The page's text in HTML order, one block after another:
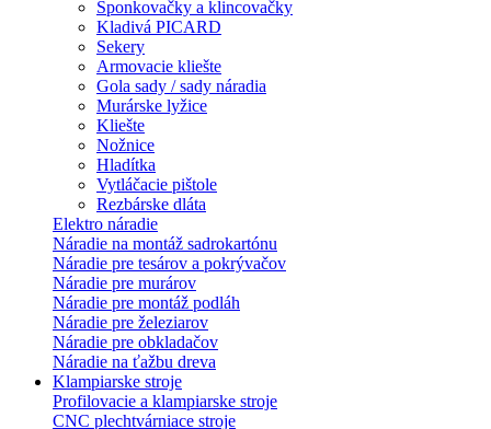
Sponkovačky a klincovačky
Kladivá PICARD
Sekery
Armovacie kliešte
Gola sady / sady náradia
Murárske lyžice
Kliešte
Nožnice
Hladítka
Vytláčacie pištole
Rezbárske dláta
Elektro náradie
Náradie na montáž sadrokartónu
Náradie pre tesárov a pokrývačov
Náradie pre murárov
Náradie pre montáž podláh
Náradie pre železiarov
Náradie pre obkladačov
Náradie na ťažbu dreva
Klampiarske stroje
Profilovacie a klampiarske stroje
CNC plechtvárniace stroje